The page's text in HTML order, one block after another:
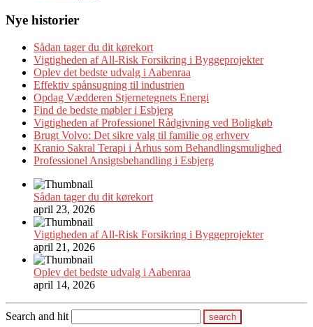
Nye historier
Sådan tager du dit kørekort
Vigtigheden af All-Risk Forsikring i Byggeprojekter
Oplev det bedste udvalg i Aabenraa
Effektiv spånsugning til industrien
Opdag Vædderen Stjernetegnets Energi
Find de bedste møbler i Esbjerg
Vigtigheden af Professionel Rådgivning ved Boligkøb
Brugt Volvo: Det sikre valg til familie og erhverv
Kranio Sakral Terapi i Århus som Behandlingsmulighed
Professionel Ansigtsbehandling i Esbjerg
Sådan tager du dit kørekort
april 23, 2026
Vigtigheden af All-Risk Forsikring i Byggeprojekter
april 21, 2026
Oplev det bedste udvalg i Aabenraa
april 14, 2026
Search and hit